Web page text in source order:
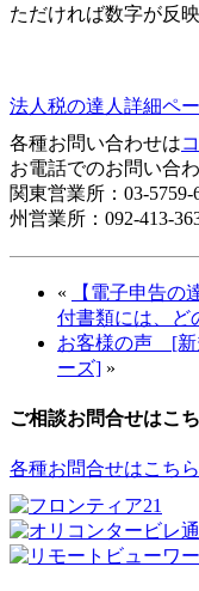
ただければ数字が反映
法人税の達人詳細ペ
各種お問い合わせは
お電話でのお問い合
関東営業所：03-
州営業所：092-413-
«
【電子申告の
付書類には、ど
お客様の声 [
ーズ] »
ご相談お問合せはこ
各種お問合せはこち